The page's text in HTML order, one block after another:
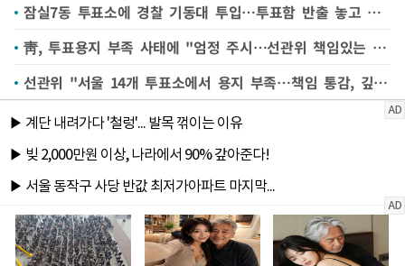
잠실7동 투표소에 경찰 기동대 투입…투표함 반출 놓고 밤샘 대치(종합)
靑, 투표용지 부족 사태에 "엄정 주시…선관위 책임있는 조치해야"(종합)
선관위 "서울 14개 투표소에서 용지 부족…책임 통감, 깊이 사과"(종합)